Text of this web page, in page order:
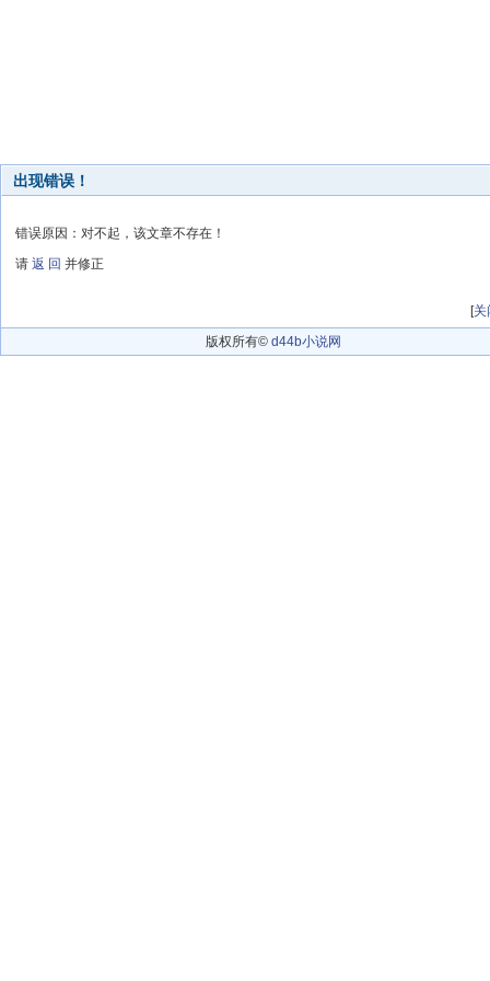
出现错误！
错误原因：对不起，该文章不存在！
请 返 回 并修正
[关
版权所有© d44b小说网